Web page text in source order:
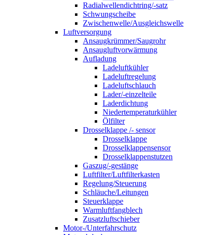
Radialwellendichtring/-satz
Schwungscheibe
Zwischenwelle/Ausgleichswelle
Luftversorgung
Ansaugkrümmer/Saugrohr
Ansaugluftvorwärmung
Aufladung
Ladeluftkühler
Ladeluftregelung
Ladeluftschlauch
Lader/-einzelteile
Laderdichtung
Niedertemperaturkühler
Ölfilter
Drosselklappe /- sensor
Drosselklappe
Drosselklappensensor
Drosselklappenstutzen
Gaszug/-gestänge
Luftfilter/Luftfilterkasten
Regelung/Steuerung
Schläuche/Leitungen
Steuerklappe
Warmluftfangblech
Zusatzluftschieber
Motor-/Unterfahrschutz